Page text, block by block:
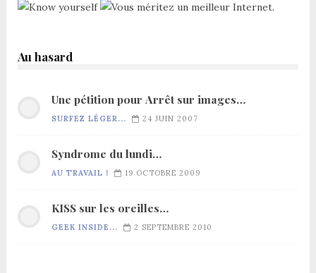
Au hasard
Une pétition pour Arrêt sur images…
SURFEZ LÉGER... 24 JUIN 2007
Syndrome du lundi…
AU TRAVAIL ! 19 OCTOBRE 2009
KISS sur les oreilles…
GEEK INSIDE... 2 SEPTEMBRE 2010